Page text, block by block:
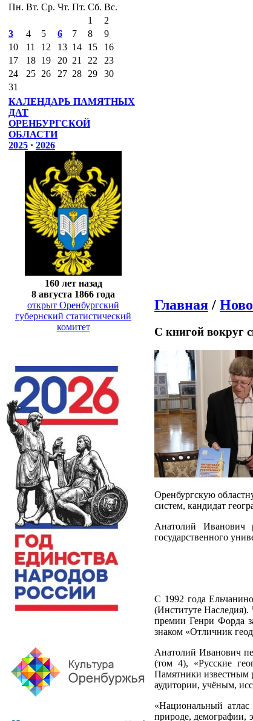
Пн. Вт. Ср. Чт. Пт. Сб. Вс.
1
2
3
4 5 6 7 8
9
10
11 12 13 14 15
16
17
18 19 20 21 22
23
24
25 26 27 28 29
30
31
КАЛЕНДАРЬ ПАМЯТНЫХ
ДАТ
ОРЕНБУРГСКОЙ
ОБЛАСТИ
2025 · 2026
160 лет назад
8 августа 1866 года
открыт Оренбургский
губернский статистический
комитет
Главная /
С книгой вокруг
Оренбургскую
систем, кандидат
Анатолий Иванович
государственного
С 1992 года
(Институте Наследия).
премии Генри Форда
знаком «Отличник
Анатолий Иванович
(том 4), «Русские
Памятники известным
аудитории, учёным,
«Национальный
природе, демографии,